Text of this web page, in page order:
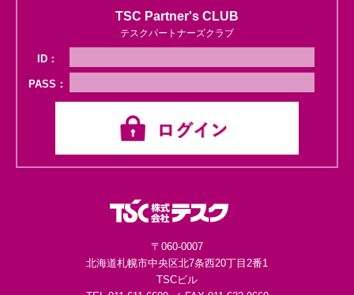
TSC Partner's CLUB
テスクパートナーズクラブ
ID：
PASS：
〒060-0007
北海道札幌市中央区北7条西20丁目2番1
TSCビル